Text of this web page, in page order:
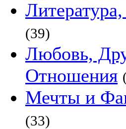
(39)
Любовь,
Отношения
Мечты и
(33)